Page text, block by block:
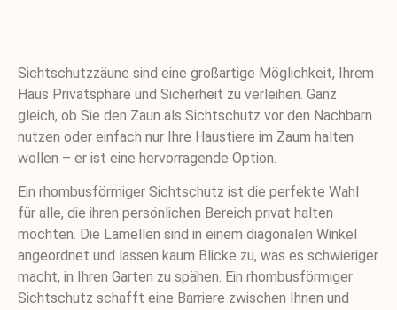
Sichtschutzzäune sind eine großartige Möglichkeit, Ihrem
Haus Privatsphäre und Sicherheit zu verleihen. Ganz
gleich, ob Sie den Zaun als Sichtschutz vor den Nachbarn
nutzen oder einfach nur Ihre Haustiere im Zaum halten
wollen – er ist eine hervorragende Option.
Ein rhombusförmiger Sichtschutz ist die perfekte Wahl
für alle, die ihren persönlichen Bereich privat halten
möchten. Die Lamellen sind in einem diagonalen Winkel
angeordnet und lassen kaum Blicke zu, was es schwieriger
macht, in Ihren Garten zu spähen. Ein rhombusförmiger
Sichtschutz schafft eine Barriere zwischen Ihnen und